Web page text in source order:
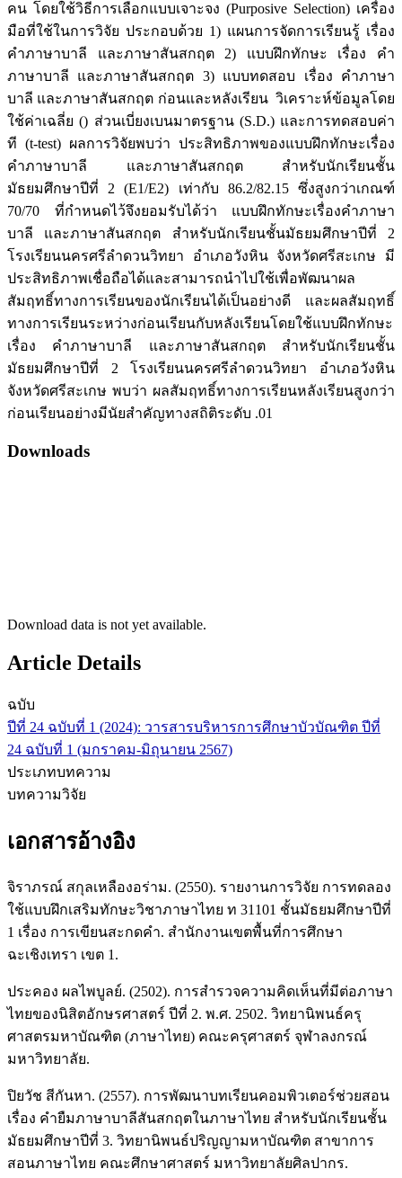
คน โดยใช้วิธีการเลือกแบบเจาะจง (Purposive Selection) เครื่อง
มือที่ใช้ในการวิจัย ประกอบด้วย 1) แผนการจัดการเรียนรู้ เรื่อง
คำภาษาบาลี และภาษาสันสกฤต 2) แบบฝึกทักษะ เรื่อง คำ
ภาษาบาลี และภาษาสันสกฤต 3) แบบทดสอบ เรื่อง คำภาษา
บาลี และภาษาสันสกฤต ก่อนและหลังเรียน วิเคราะห์ข้อมูลโดย
ใช้ค่าเฉลี่ย () ส่วนเบี่ยงเบนมาตรฐาน (S.D.) และการทดสอบค่า
ที (t-test) ผลการวิจัยพบว่า ประสิทธิภาพของแบบฝึกทักษะเรื่อง
คำภาษาบาลี และภาษาสันสกฤต สำหรับนักเรียนชั้น
มัธยมศึกษาปีที่ 2 (E1/E2) เท่ากับ 86.2/82.15 ซึ่งสูงกว่าเกณฑ์
70/70 ที่กำหนดไว้จึงยอมรับได้ว่า แบบฝึกทักษะเรื่องคำภาษา
บาลี และภาษาสันสกฤต สำหรับนักเรียนชั้นมัธยมศึกษาปีที่ 2
โรงเรียนนครศรีลำดวนวิทยา อำเภอวังหิน จังหวัดศรีสะเกษ มี
ประสิทธิภาพเชื่อถือได้และสามารถนำไปใช้เพื่อพัฒนาผล
สัมฤทธิ์ทางการเรียนของนักเรียนได้เป็นอย่างดี และผลสัมฤทธิ์
ทางการเรียนระหว่างก่อนเรียนกับหลังเรียนโดยใช้แบบฝึกทักษะ
เรื่อง คำภาษาบาลี และภาษาสันสกฤต สำหรับนักเรียนชั้น
มัธยมศึกษาปีที่ 2 โรงเรียนนครศรีลำดวนวิทยา อำเภอวังหิน
จังหวัดศรีสะเกษ พบว่า ผลสัมฤทธิ์ทางการเรียนหลังเรียนสูงกว่า
ก่อนเรียนอย่างมีนัยสำคัญทางสถิติระดับ .01
Downloads
Download data is not yet available.
Article Details
ฉบับ
ปีที่ 24 ฉบับที่ 1 (2024): วารสารบริหารการศึกษาบัวบัณฑิต ปีที่
24 ฉบับที่ 1 (มกราคม-มิถุนายน 2567)
ประเภทบทความ
บทความวิจัย
เอกสารอ้างอิง
จิราภรณ์ สกุลเหลืองอร่าม. (2550). รายงานการวิจัย การทดลอง
ใช้แบบฝึกเสริมทักษะวิชาภาษาไทย ท 31101 ชั้นมัธยมศึกษาปีที่
1 เรื่อง การเขียนสะกดคำ. สำนักงานเขตพื้นที่การศึกษา
ฉะเชิงเทรา เขต 1.
ประคอง ผลไพบูลย์. (2502). การสํารวจความคิดเห็นที่มีต่อภาษา
ไทยของนิสิตอักษรศาสตร์ ปีที่ 2. พ.ศ. 2502. วิทยานิพนธ์ครุ
ศาสตรมหาบัณฑิต (ภาษาไทย) คณะครุศาสตร์ จุฬาลงกรณ์
มหาวิทยาลัย.
ปิยวัช สีกันหา. (2557). การพัฒนาบทเรียนคอมพิวเตอร์ช่วยสอน
เรื่อง คำยืมภาษาบาลีสันสกฤตในภาษาไทย สำหรับนักเรียนชั้น
มัธยมศึกษาปีที่ 3. วิทยานิพนธ์ปริญญามหาบัณฑิต สาขาการ
สอนภาษาไทย คณะศึกษาศาสตร์ มหาวิทยาลัยศิลปากร.